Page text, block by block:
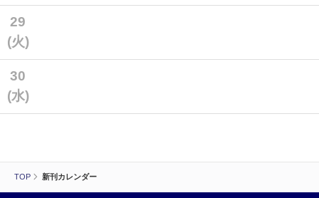
TOP 新刊カレンダー
29
(火)
30
(水)